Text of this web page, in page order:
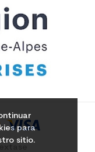
para
sitio.